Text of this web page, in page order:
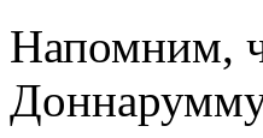
Напомним,